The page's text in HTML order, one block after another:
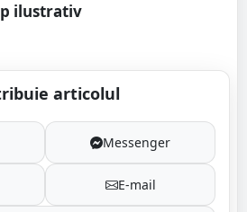
ilustrativ
articolul
Messenger
E-mail